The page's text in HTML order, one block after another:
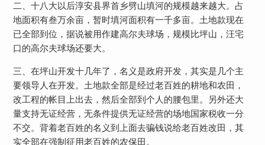
二、十八大以后淳安县界首乡劈山填河的规模越来越大。占
地面积有叁万余亩，暂时填河面积有一千多亩。土地款现在
已全部到位，据说被用作建高尔夫球场，规模比坪山，汪宅
口的高尔夫球场还要大。
三、在坪山开发十几年了，名义是政府开发，其实是几个主
要领导人在开发。土地款全部是经过老百姓的耕地和农田，
改工程的帐目上出去，然后全部到个人的腰包里。另外还大
量支持无证经营，无条件提供无证经营的场地国家税收一分
不交。背着老百姓的名义到上面去骗钱说给老百姓改田，其
实全部在强制征用老百姓的农保田。